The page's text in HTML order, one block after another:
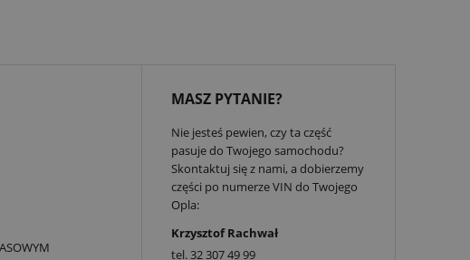
MASZ PYTANIE?
Nie jesteś pewien, czy ta część
pasuje do Twojego samochodu?
Skontaktuj się z nami, a dobierzemy
części po numerze VIN do Twojego
Opla:
Krzysztof Rachwał
tel.32 307 49 99